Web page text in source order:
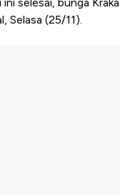
Selasa (25/11).